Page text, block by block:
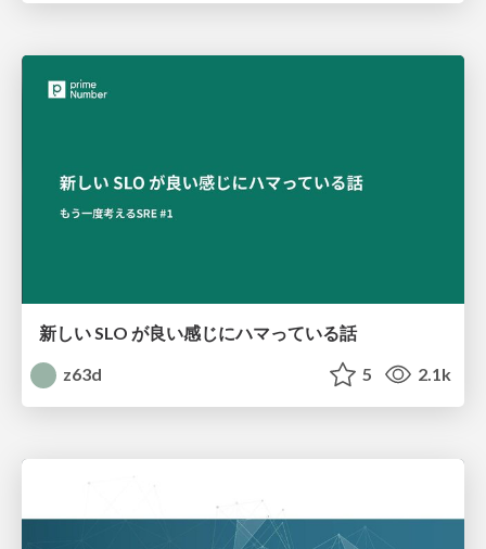
新しい SLO が良い感じにハマっている話
z63d
5 2.1k